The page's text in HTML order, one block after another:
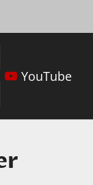
YouTube